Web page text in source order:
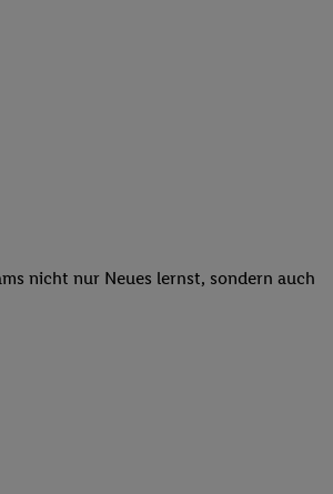
nicht nur Neues lernst, sondern auch